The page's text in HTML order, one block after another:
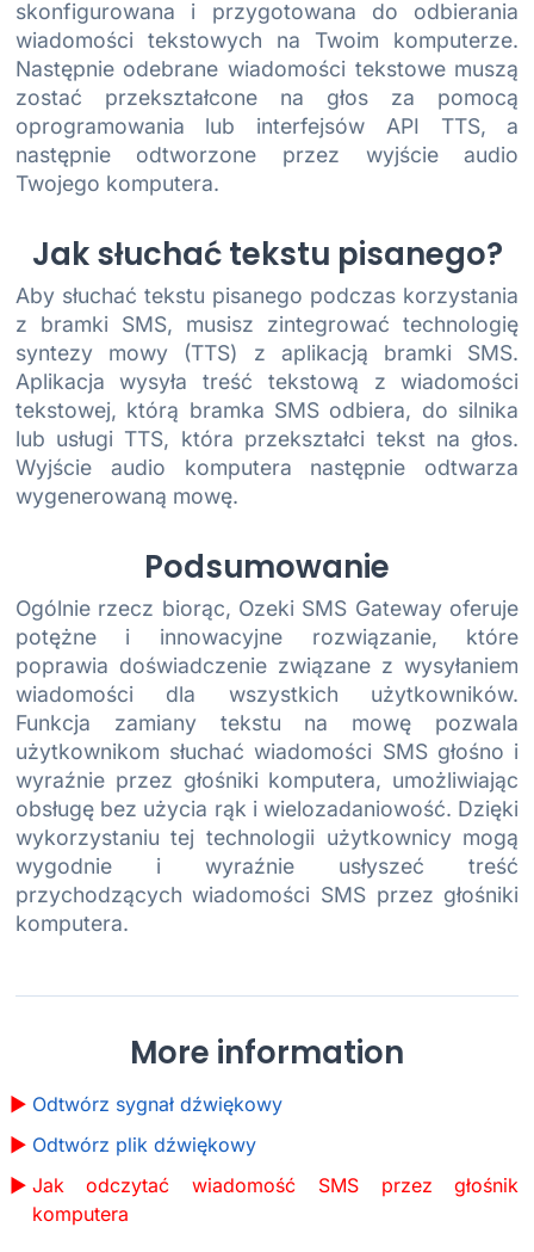
skonfigurowana i przygotowana do odbierania
wiadomości tekstowych na Twoim komputerze.
Następnie odebrane wiadomości tekstowe muszą
zostać przekształcone na głos za pomocą
oprogramowania lub interfejsów API TTS, a
następnie odtworzone przez wyjście audio
Twojego komputera.
Jak słuchać tekstu pisanego?
Aby słuchać tekstu pisanego podczas korzystania
z bramki SMS, musisz zintegrować technologię
syntezy mowy (TTS) z aplikacją bramki SMS.
Aplikacja wysyła treść tekstową z wiadomości
tekstowej, którą bramka SMS odbiera, do silnika
lub usługi TTS, która przekształci tekst na głos.
Wyjście audio komputera następnie odtwarza
wygenerowaną mowę.
Podsumowanie
Ogólnie rzecz biorąc, Ozeki SMS Gateway oferuje
potężne i innowacyjne rozwiązanie, które
poprawia doświadczenie związane z wysyłaniem
wiadomości dla wszystkich użytkowników.
Funkcja zamiany tekstu na mowę pozwala
użytkownikom słuchać wiadomości SMS głośno i
wyraźnie przez głośniki komputera, umożliwiając
obsługę bez użycia rąk i wielozadaniowość. Dzięki
wykorzystaniu tej technologii użytkownicy mogą
wygodnie i wyraźnie usłyszeć treść
przychodzących wiadomości SMS przez głośniki
komputera.
More information
Odtwórz sygnał dźwiękowy
Odtwórz plik dźwiękowy
Jak odczytać wiadomość SMS przez głośnik
komputera